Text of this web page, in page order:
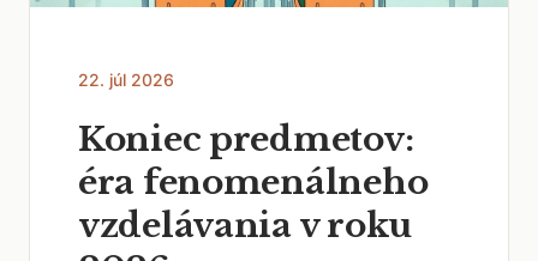
22. júl 2026
Koniec predmetov:
éra fenomenálneho
vzdelávania v roku